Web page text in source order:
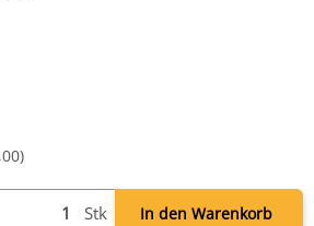
500 x Tiefe 470 mm
)
Stk In den Warenkorb